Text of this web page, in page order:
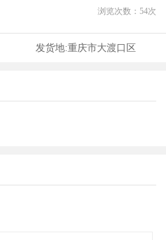
浏览次数： 54次
发货地:重庆市大渡口区